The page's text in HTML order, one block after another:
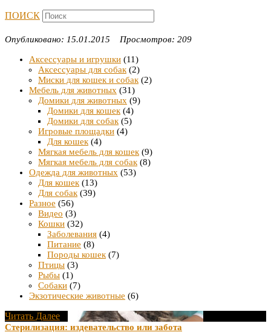
ПОИСК
Опубликовано: 15.01.2015 Просмотров: 209
Аксессуары и игрушки (11)
Аксессуары для собак (2)
Миски для кошек и собак (2)
Мебель для животных (31)
Домики для животных (9)
Домики для кошек (4)
Домики для собак (5)
Игровые площадки (4)
Для кошек (4)
Мягкая мебель для кошек (9)
Мягкая мебель для собак (8)
Одежда для животных (53)
Для кошек (13)
Для собак (39)
Разное (56)
Видео (3)
Кошки (32)
Заболевания (4)
Питание (8)
Породы кошек (7)
Птицы (3)
Рыбы (1)
Собаки (7)
Экзотические животные (6)
Читать Далее
Стерилизация: издевательство или забота